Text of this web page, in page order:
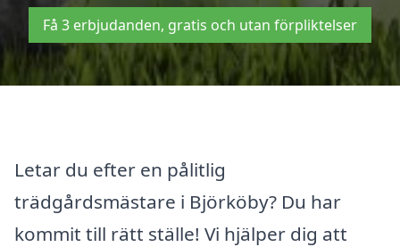
Få 3 erbjudanden, gratis och utan förpliktelser
Letar du efter en pålitlig
trädgårdsmästare i Björköby? Du har
kommit till rätt ställe! Vi hjälper dig att